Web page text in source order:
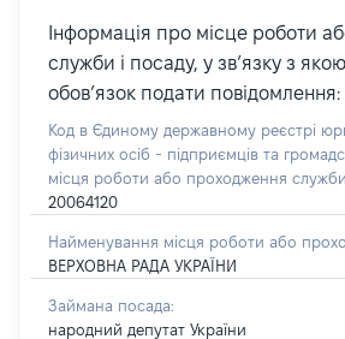
Інформація про місце роботи
служби і посаду, у зв’язку з
обов’язок подати повідомлення:
Код в Єдиному державному реєстрі
фізичних осіб - підприємців та
місця роботи або проходження служби
20064120
Найменування місця роботи або
ВЕРХОВНА РАДА УКРАЇНИ
Займана посада:
народний депутат України